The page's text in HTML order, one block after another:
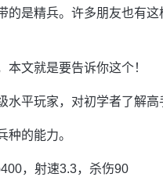
的是精兵。许多朋友也有
本文就是要告诉你这个！
水平玩家，对初学者了解高
种的能力。
，射速3.3，杀伤90